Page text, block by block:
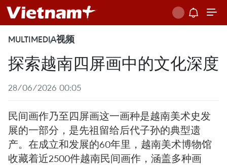
MULTIMEDIA视频
探索越南四屏画中的文化深度
28/06/2026 00:05
民间画作乃至四屏画这一画种是越南美术史发
展的一部分，是先祖留给后代子孙的典型遗
产。在成立和发展的60年里，越南美术博物馆
收藏着近2500件越南民间画作，涵盖多种画